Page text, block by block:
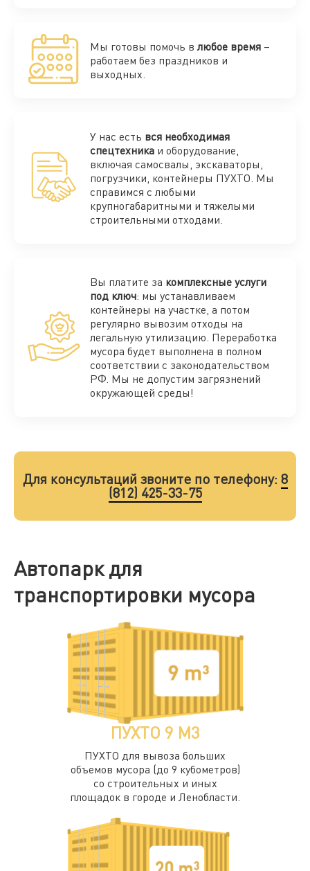
Мы готовы помочь в любое время –
работаем без праздников и
выходных.
У нас есть вся необходимая
спецтехника и оборудование,
включая самосвалы, экскаваторы,
погрузчики, контейнеры ПУХТО. Мы
справимся с любыми
крупногабаритными и тяжелыми
строительными отходами.
Вы платите за комплексные услуги
под ключ: мы устанавливаем
контейнеры на участке, а потом
регулярно вывозим отходы на
легальную утилизацию. Переработка
мусора будет выполнена в полном
соответствии с законодательством
РФ. Мы не допустим загрязнений
окружающей среды!
Для консультаций звоните по телефону: 8
(812) 425-33-75
Автопарк для
транспортировки мусора
ПУХТО 9 М3
ПУХТО для вывоза больших
объемов мусора (до 9 кубометров)
со строительных и иных
площадок в городе и Ленобласти.